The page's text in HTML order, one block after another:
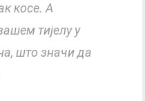
косе. А
тијелу у
што значи да